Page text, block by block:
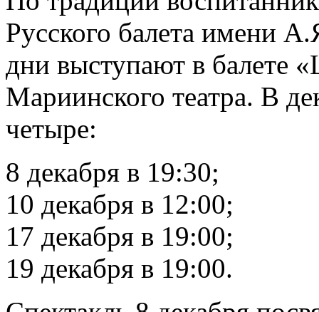
Русского балета имени
дни выступают в балете
Мариинского театра. В
четыре:
8 декабря в 19:30;
10 декабря в 12:00;
17 декабря в 19:00;
19 декабря в 19:00.